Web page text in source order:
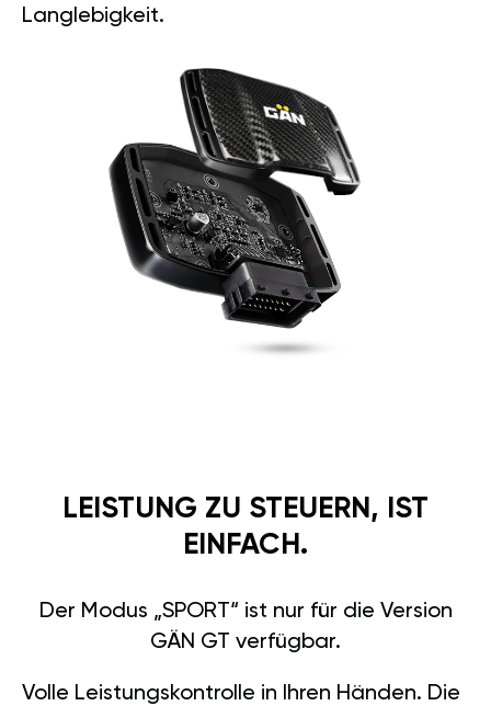
Langlebigkeit.
LEISTUNG ZU STEUERN, IST
EINFACH.
Der Modus „SPORT“ ist nur für die Version
GÄN GT verfügbar.
Volle Leistungskontrolle in Ihren Händen. Die